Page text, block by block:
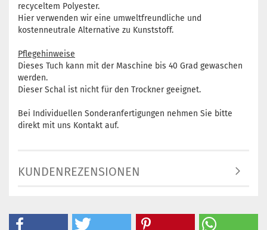
recyceltem Polyester.
Hier verwenden wir eine umweltfreundliche und
kostenneutrale Alternative zu Kunststoff.
Pflegehinweise
Dieses Tuch kann mit der Maschine bis 40 Grad gewaschen
werden.
Dieser Schal ist nicht für den Trockner geeignet.
Bei Individuellen Sonderanfertigungen nehmen Sie bitte
direkt mit uns Kontakt auf.
KUNDENREZENSIONEN